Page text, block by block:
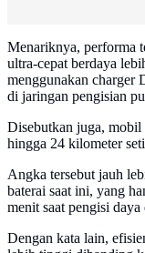
Menariknya, performa
ultra-cepat berdaya
menggunakan charger
di jaringan pengisian
Disebutkan juga, mobil
hingga 24 kilometer
Angka tersebut jauh
baterai saat ini, yang
menit saat pengisi daya
Dengan kata lain,